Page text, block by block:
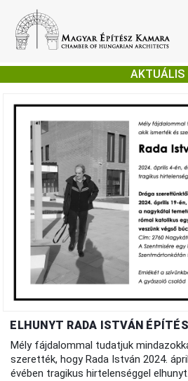
AKTUÁLIS
ELHUNYT RADA ISTVÁN
Mély fájdalommal tudatjuk
szerették, hogy Rada István 2024.
évében tragikus hirtelenséggel elhunyt.